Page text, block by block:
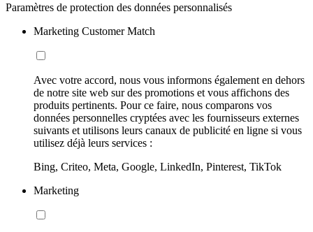
Paramètres de protection des données personnalisés
Marketing Customer Match
Avec votre accord, nous vous informons également en dehors
de notre site web sur des promotions et vous affichons des
produits pertinents. Pour ce faire, nous comparons vos
données personnelles cryptées avec les fournisseurs externes
suivants et utilisons leurs canaux de publicité en ligne si vous
utilisez déjà leurs services :
Bing, Criteo, Meta, Google, LinkedIn, Pinterest, TikTok
Marketing